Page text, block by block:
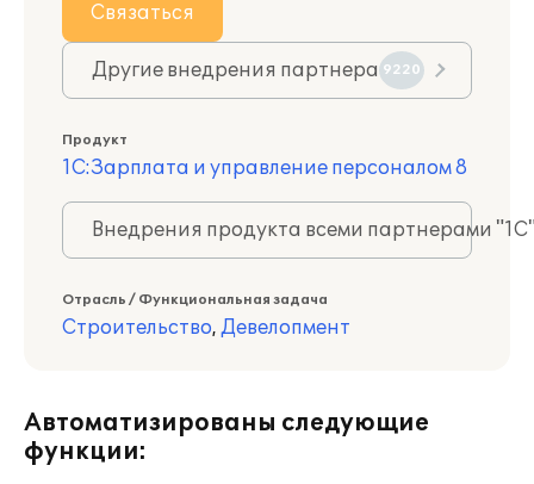
Связаться
Другие внедрения партнера 9220
Продукт
1С:Зарплата и управление персоналом 8
Внедрения продукта всеми партнерами
Отрасль / Функциональная задача
Строительство, Девелопмент
Автоматизированы следующие
функции: